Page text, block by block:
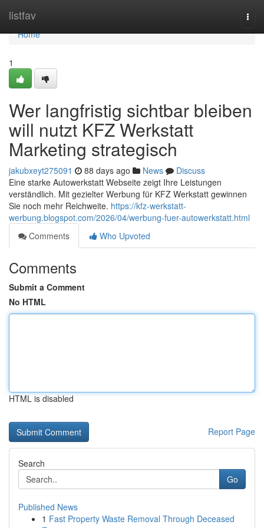
listfav
Home
Home
1
Wer langfristig sichtbar bleiben
will nutzt KFZ Werkstatt
Marketing strategisch
jakubxeyt275091 88 days ago News
Discuss
Eine starke Autowerkstatt Webseite zeigt Ihre Leistungen
verständlich. Mit gezielter Werbung für KFZ Werkstatt gewinnen
Sie noch mehr Reichweite. https://kfz-werkstatt-
werbung.blogspot.com/2026/04/werbung-fuer-autowerkstatt.html
Comments
Who Upvoted
Comments
Submit a Comment
No HTML
HTML is disabled
Report Page
Search
Go
Published News
1 Fast Property Waste Removal Through Deceased